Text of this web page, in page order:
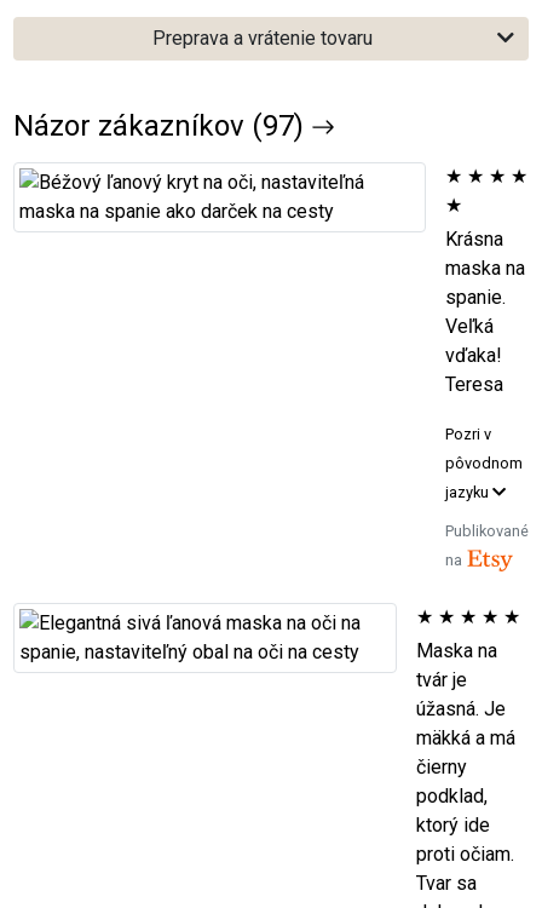
Preprava a vrátenie tovaru
Názor zákazníkov (97)
★ ★ ★ ★
★
Krásna
maska na
spanie.
Veľká
vďaka!
Teresa
Pozri v
pôvodnom
jazyku
Publikované
na
★ ★ ★ ★ ★
Maska na
tvár je
úžasná. Je
mäkká a má
čierny
podklad,
ktorý ide
proti očiam.
Tvar sa